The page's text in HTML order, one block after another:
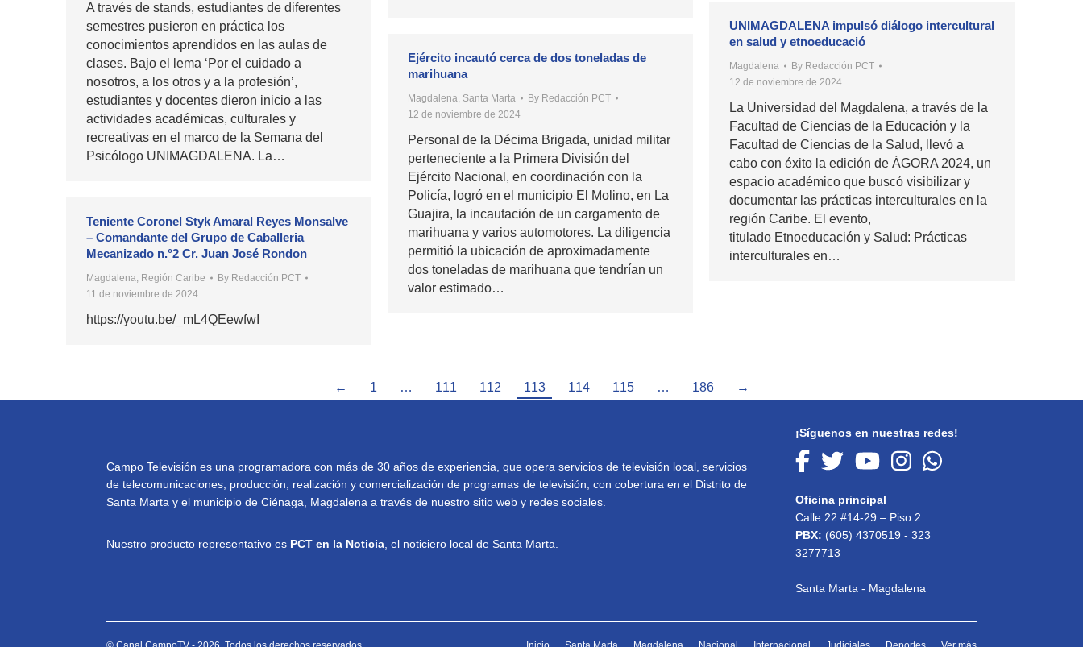
A través de stands, estudiantes de diferentes
semestres pusieron en práctica los
conocimientos aprendidos en las aulas de
clases. Bajo el lema ‘Por el cuidado a
nosotros, a los otros y a la profesión’,
estudiantes y docentes dieron inicio a las
actividades académicas, culturales y
recreativas en el marco de la Semana del
Psicólogo UNIMAGDALENA. La…
UNIMAGDALENA impulsó diálogo intercultural
en salud y etnoeducació
Magdalena By Redacción PCT
12 de noviembre de 2024
La Universidad del Magdalena, a través de la
Facultad de Ciencias de la Educación y la
Facultad de Ciencias de la Salud, llevó a
cabo con éxito la edición de ÁGORA 2024, un
espacio académico que buscó visibilizar y
documentar las prácticas interculturales en la
región Caribe. El evento,
titulado Etnoeducación y Salud: Prácticas
interculturales en…
Ejército incautó cerca de dos toneladas de
marihuana
Magdalena, Santa Marta By Redacción PCT
12 de noviembre de 2024
Personal de la Décima Brigada, unidad militar
perteneciente a la Primera División del
Ejército Nacional, en coordinación con la
Policía, logró en el municipio El Molino, en La
Guajira, la incautación de un cargamento de
marihuana y varios automotores. La diligencia
permitió la ubicación de aproximadamente
dos toneladas de marihuana que tendrían un
valor estimado…
Teniente Coronel Styk Amaral Reyes Monsalve
– Comandante del Grupo de Caballeria
Mecanizado n.°2 Cr. Juan José Rondon
Magdalena, Región Caribe By Redacción PCT
11 de noviembre de 2024
https://youtu.be/_mL4QEewfwI
← 1 … 111 112 113 114 115 … 186 →
Campo Televisión es una programadora con más de 30 años de experiencia, que opera servicios de televisión local, servicios
de telecomunicaciones, producción, realización y comercialización de programas de televisión, con cobertura en el Distrito de
Santa Marta y el municipio de Ciénaga, Magdalena a través de nuestro sitio web y redes sociales.
Nuestro producto representativo es PCT en la Noticia , el noticiero local de Santa Marta.
¡Síguenos en nuestras redes!
Oficina principal
Calle 22 #14-29 – Piso 2
PBX: (605) 4370519 - 323
3277713
Santa Marta - Magdalena